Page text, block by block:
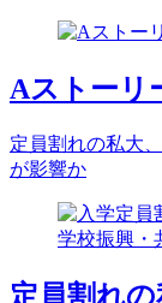
Aストー
定員割れの私大
が影響か
定員割れ